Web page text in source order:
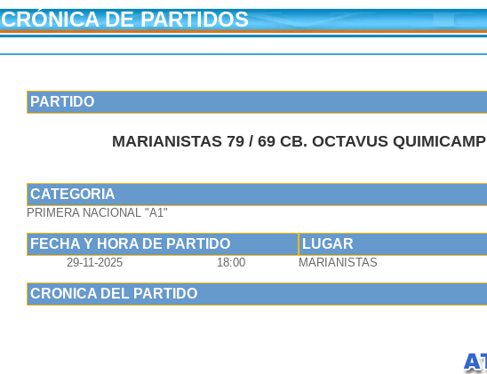
CRÓNICA DE PARTIDOS
PARTIDO
MARIANISTAS 79 / 69 CB. OCTAVUS QUIMICAMP
CATEGORIA
PRIMERA NACIONAL "A1"
FECHA Y HORA DE PARTIDO LUGAR
29-11-2025 18:00 MARIANISTAS
CRONICA DEL PARTIDO